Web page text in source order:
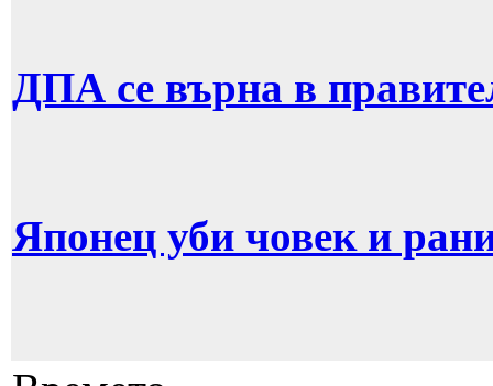
ДПА се върна в
Японец уби човек и